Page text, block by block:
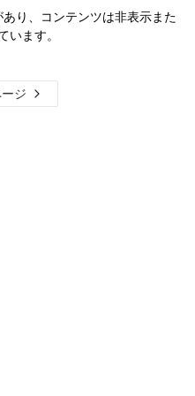
り、コンテンツは非表示また
います。
ージ